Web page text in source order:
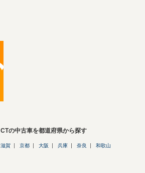
CTの中古車を都道府県から探す
滋賀 京都 大阪 兵庫 奈良 和歌山